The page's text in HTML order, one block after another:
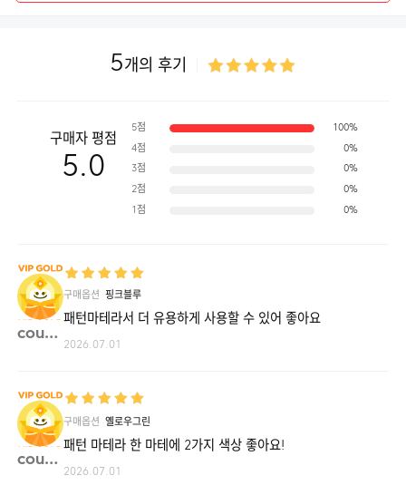
5개의 후기
구매자 평점
5.0
5점 100%
4점 0%
3점 0%
2점 0%
1점 0%
coun1**
구매옵션 핑크블루
패턴마테라서 더 유용하게 사용할 수 있어 좋아요
2026.07.01
coun1**
구매옵션 옐로우그린
패턴 마테라 한 마테에 2가지 색상 좋아요!
2026.07.01